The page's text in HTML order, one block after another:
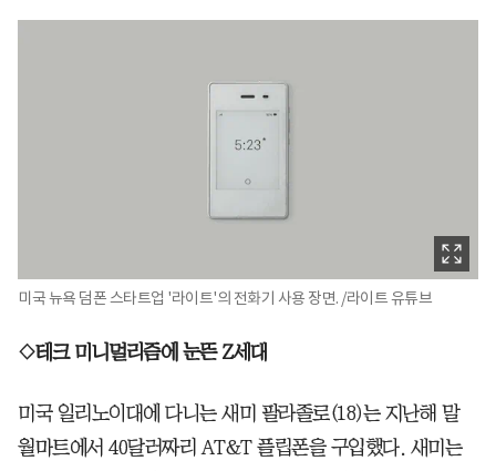
미국 뉴욕 덤폰 스타트업 '라이트'의 전화기 사용 장면. /라이트 유튜브
◇테크 미니멀리즘에 눈뜬 Z세대
미국 일리노이대에 다니는 새미 팔라졸로(18)는 지난해 말
월마트에서 40달러짜리 AT&T 플립폰을 구입했다. 새미는